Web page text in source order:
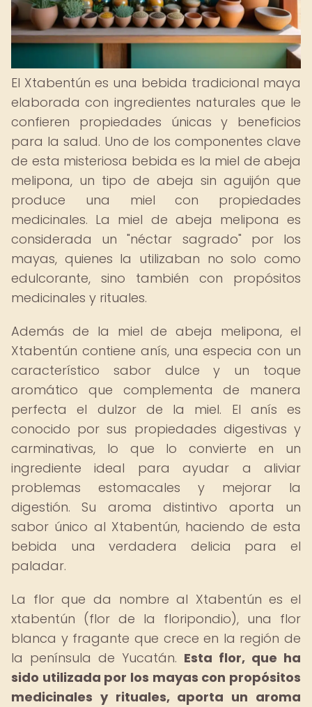
El Xtabentún es una bebida tradicional maya
elaborada con ingredientes naturales que le
confieren propiedades únicas y beneficios
para la salud. Uno de los componentes clave
de esta misteriosa bebida es la miel de abeja
melipona, un tipo de abeja sin aguijón que
produce una miel con propiedades
medicinales. La miel de abeja melipona es
considerada un "néctar sagrado" por los
mayas, quienes la utilizaban no solo como
edulcorante, sino también con propósitos
medicinales y rituales.
Además de la miel de abeja melipona, el
Xtabentún contiene anís, una especia con un
característico sabor dulce y un toque
aromático que complementa de manera
perfecta el dulzor de la miel. El anís es
conocido por sus propiedades digestivas y
carminativas, lo que lo convierte en un
ingrediente ideal para ayudar a aliviar
problemas estomacales y mejorar la
digestión. Su aroma distintivo aporta un
sabor único al Xtabentún, haciendo de esta
bebida una verdadera delicia para el
paladar.
La flor que da nombre al Xtabentún es el
xtabentún (flor de la floripondio), una flor
blanca y fragante que crece en la región de
la península de Yucatán. Esta flor, que ha
sido utilizada por los mayas con propósitos
medicinales y rituales, aporta un aroma